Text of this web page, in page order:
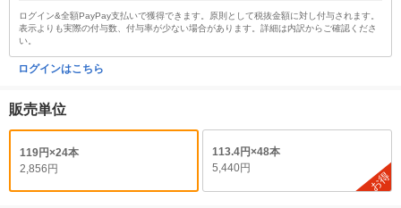
ログイン&全額PayPay支払いで獲得できます。原則として税抜金額に対し付与されます。
表示よりも実際の付与数、付与率が少ない場合があります。詳細は内訳からご確認くださ
い。
ログインはこちら
販売単位
119円×24本
2,856円
113.4円×48本
5,440円
お得